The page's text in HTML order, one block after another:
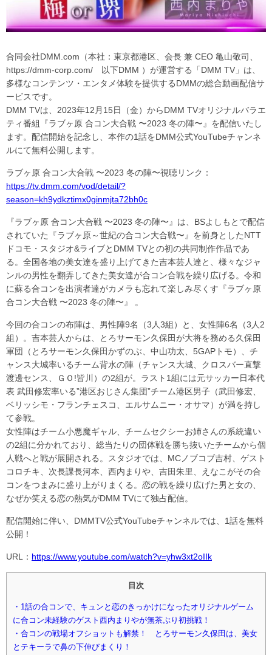
合同会社DMM.com（本社：東京都港区、会長 兼 CEO 亀山敬司、
https://dmm-corp.com/ 以下DMM ）が運営する「DMM TV」は、
多様なコンテンツ・エンタメ体験を提供するDMMの総合動画配信サ
ービスです。
DMM TVは、2023年12月15日（金）からDMM TVオリジナルバラエ
ティ番組『ラブヶ原 合コン大合戦 〜2023 冬の陣〜』を配信いたし
ます。配信開始を記念し、本作の1話をDMM公式YouTubeチャンネ
ルにて無料公開します。
ラブヶ原 合コン大合戦 〜2023 冬の陣〜視聴リンク：
https://tv.dmm.com/vod/detail/?
season=kh9ydkztimx0ginmjta72bh0c
『ラブヶ原 合コン大合戦 〜2023 冬の陣〜』は、BSよしもとで配信
されていた『ラブヶ原～世紀の合コン大合戦〜』を前身としたNTT
ドコモ・スタジオ&ライブとDMM TVとの初の共同制作作品であ
る。全国各地の美女達を盛り上げてきた吉本芸人達と、様々なジャ
ンルの男性を翻弄してきた美女達が合コン合戦を繰り広げる。令和
に蘇る合コンを出演者達がカメラも忘れて楽しみ尽くす『ラブヶ原
合コン大合戦 〜2023 冬の陣〜』 。
今回の合コンの布陣は、男性陣9名（3人3組）と、女性陣6名（3人2
組）。吉本芸人からは、とろサーモン久保田が大将を務める久保田
軍団（とろサーモン久保田かずのぶ、中山功太、5GAPトモ）、チ
ャンス大城率いるチーム背水の陣（チャンス大城、クロスバー直撃
渡邊センス、ＧＯ!皆川）の2組が。ラスト1組には元サッカー日本代
表 武田修宏率いる”港区おじさん集団”チーム港区男子（武田修宏、
ベリッシモ・フランチェスコ、エルサムニー・オサマ）が満を持し
て参戦。
女性陣はチーム小悪魔ギャル、チームセクシーお姉さんの系統違い
の2組に分かれており、総当たりの団体戦を勝ち抜いたチームから個
人戦へと戦が展開される。スタジオでは、MCノブコブ吉村、ゲスト
コロチキ、次長課長河本、西内まりや、吉田朱里、えなこがその合
コンをつまみに盛り上がりまくる。恋の戦を繰り広げた男と女の、
なぜか笑える恋の熱気がDMM TVにて独占配信。
配信開始に伴い、DMMTV公式YouTubeチャンネルでは、1話を無料
公開！
URL： https://www.youtube.com/watch?v=yhw3xt2oIIk
目次
・1話の合コンで、キュンと恋のきっかけになったオリジナルゲーム
に合コン未経験のゲスト西内まりやが無茶ぶり初挑戦！
・合コンの戦場オフショットも解禁！ とろサーモン久保田は、美女
とテキーラで鼻の下伸びまくり！